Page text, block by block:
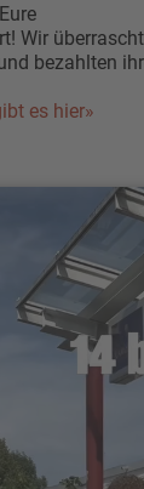
Wir
bezahlten
es hier»